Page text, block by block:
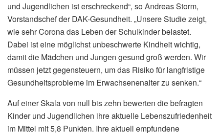
und Jugendlichen ist erschreckend“, so Andreas Storm,
Vorstandschef der DAK-Gesundheit. „Unsere Studie zeigt,
wie sehr Corona das Leben der Schulkinder belastet.
Dabei ist eine möglichst unbeschwerte Kindheit wichtig,
damit die Mädchen und Jungen gesund groß werden. Wir
müssen jetzt gegensteuern, um das Risiko für langfristige
Gesundheitsprobleme im Erwachsenenalter zu senken.“
Auf einer Skala von null bis zehn bewerten die befragten
Kinder und Jugendlichen ihre aktuelle Lebenszufriedenheit
im Mittel mit 5,8 Punkten. Ihre aktuell empfundene